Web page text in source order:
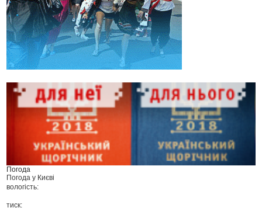
Погода
Погода у Києві
вологість:
тиск: